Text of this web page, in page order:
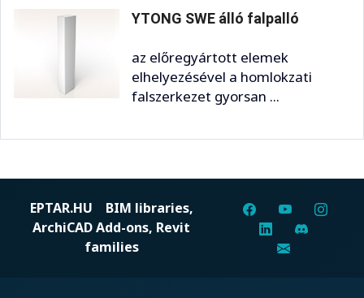
YTONG SWE álló falpalló
az előregyártott elemek
elhelyezésével a homlokzati
falszerkezet gyorsan ...
EPTAR.HU BIM libraries,
ArchiCAD Add-ons, Revit
families